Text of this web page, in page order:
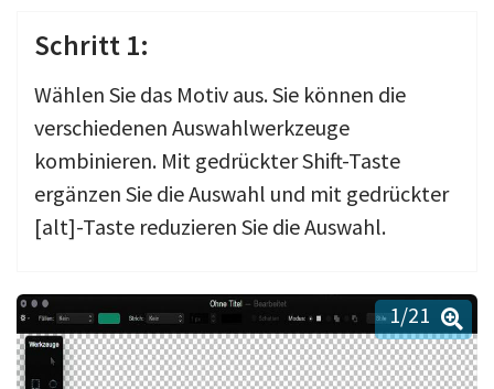
Schritt 1:
Wählen Sie das Motiv aus. Sie können die
verschiedenen Auswahlwerkzeuge
kombinieren. Mit gedrückter Shift-Taste
ergänzen Sie die Auswahl und mit gedrückter
[alt]-Taste reduzieren Sie die Auswahl.
1/21